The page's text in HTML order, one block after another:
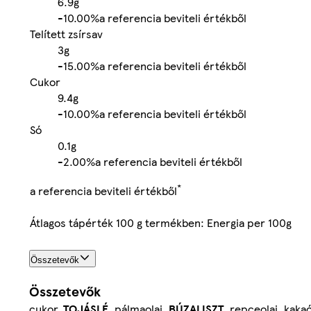
-10.00%a referencia beviteli értékből
Telített zsírsav
3g
-15.00%a referencia beviteli értékből
Cukor
9.4g
-10.00%a referencia beviteli értékből
Só
0.1g
-2.00%a referencia beviteli értékből
a referencia beviteli értékből*
Átlagos tápérték 100 g termékben: Energia per 100g
Összetevők
Összetevők